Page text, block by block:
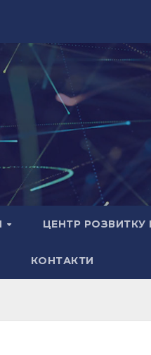
ЦЕНТР РОЗВИТКУ
КОНТАКТИ